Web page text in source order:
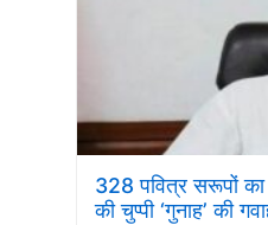
328 पवित्र सरूपों
की चुप्पी ‘गुनाह’ की